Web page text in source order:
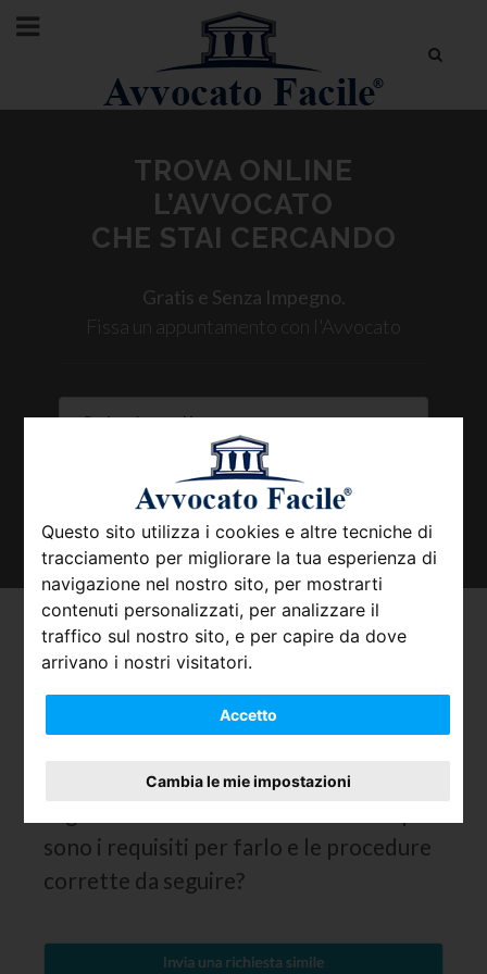
Questo sito utilizza i cookies e altre tecniche di
tracciamento per migliorare la tua esperienza di
navigazione nel nostro sito, per mostrarti
contenuti personalizzati, per analizzare il
traffico sul nostro sito, e per capire da dove
arrivano i nostri visitatori.
Accetto
Cambia le mie impostazioni
TROVA ONLINE
L’AVVOCATO
CHE STAI CERCANDO
Gratis e Senza Impegno.
Fissa un appuntamento con l'Avvocato
TROVA IL TUO AVVOCATO
Domini .com: come
registrarli
ad altri amici ed ora vorremmo
sono i requisiti per farlo e le procedure
corrette da seguire?